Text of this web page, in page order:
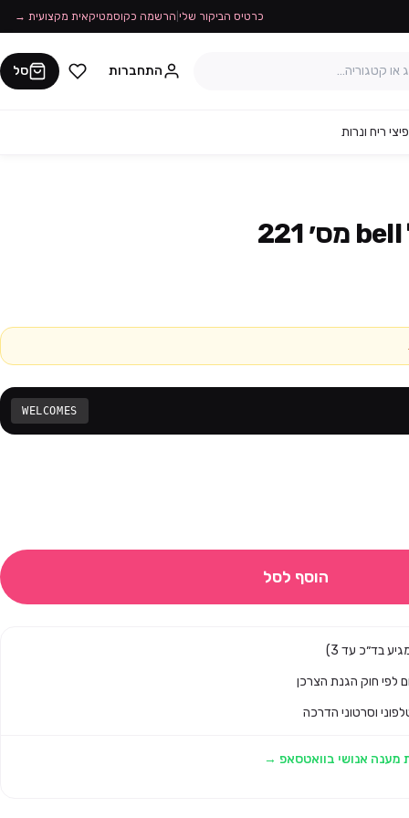
כרטיס הביקור שלי הרשמה כקוסמטיקאית מקצועית →
התחברות סל
ריח ונרות
WELCOMES
הוסף לסל
וסרטוני הדרכה
אנושי בוואטסאפ →